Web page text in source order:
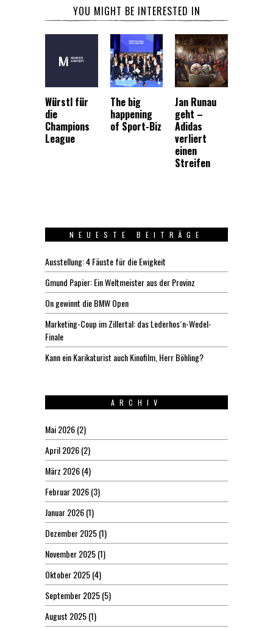
YOU MIGHT BE INTERESTED IN
Würstl für
die
Champions
League
The big
happening
of Sport-Biz
Jan Runau
geht –
Adidas
verliert
einen
Streifen
NEUESTE BEITRÄGE
Ausstellung: 4 Fäuste für die Ewigkeit
Gmund Papier: Ein Weltmeister aus der Provinz
On gewinnt die BMW Open
Marketing-Coup im Zillertal: das Lederhos´n-Wedel-
Finale
Kann ein Karikaturist auch Kinofilm, Herr Böhling?
ARCHIV
Mai 2026(2)
April 2026(2)
März 2026(4)
Februar 2026(3)
Januar 2026(1)
Dezember 2025(1)
November 2025(1)
Oktober 2025(4)
September 2025(5)
August 2025(1)